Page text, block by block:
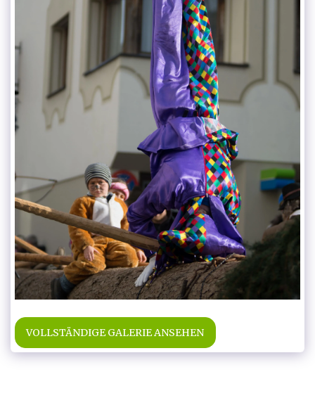
VOLLSTÄNDIGE GALERIE ANSEHEN